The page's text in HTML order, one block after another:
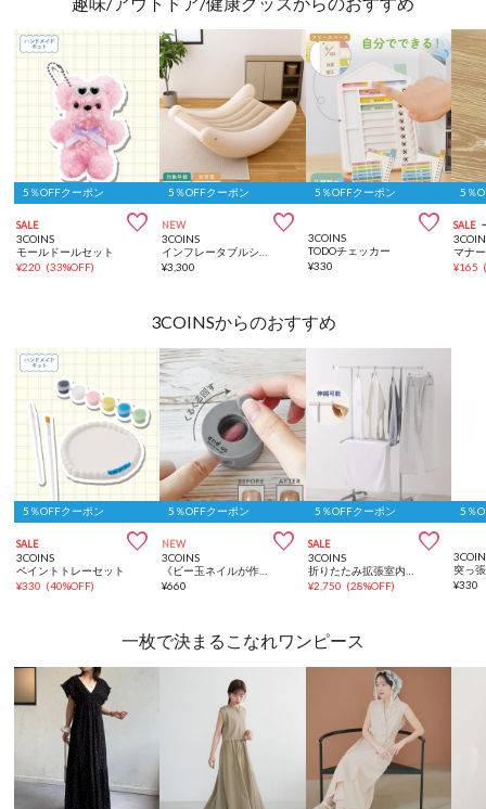
5％OFFクーポン
SALE 
3COINS
モールドールセット
¥220 (33%OFF)
5％OFFクーポン
NEW 
3COINS
¥3,300
5％OFFクーポン

3COINS
TODOチェッカー
¥330
5％
SALE
マナ
¥165
3COINSからのおすすめ
5％OFFクーポン
SALE 
3COINS
ペイントトレーセット
¥330 (40%OFF)
5％OFFクーポン
NEW 
3COINS
¥660
5％OFFクーポン
SALE 
3COINS
¥2,750 (28%OFF)
5％
突っ
¥330
一枚で決まるこなれワンピース